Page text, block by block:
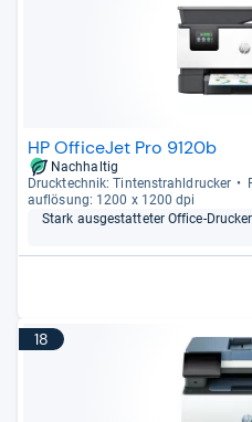
HP OfficeJet Pro 9120b
Nachhaltig
Druck­tech­nik: Tin­ten­strahl­dru­cker
auf­lö­sung: 1200 x 1200 dpi
Stark aus­ge­stat­te­ter Office-​
18